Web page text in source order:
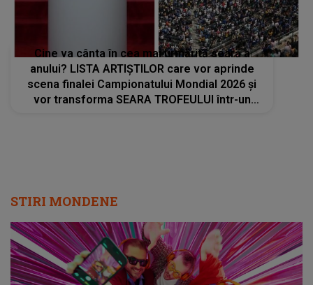
Cine va cânta în cea mai urmărită seară a
anului? LISTA ARTIȘTILOR care vor aprinde
scena finalei Campionatului Mondial 2026 și
vor transforma SEARA TROFEULUI într-un
STIRI MONDENE